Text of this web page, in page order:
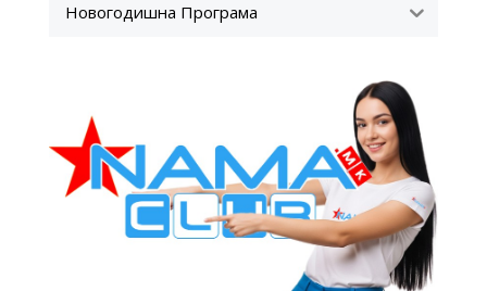
Новогодишна Програма